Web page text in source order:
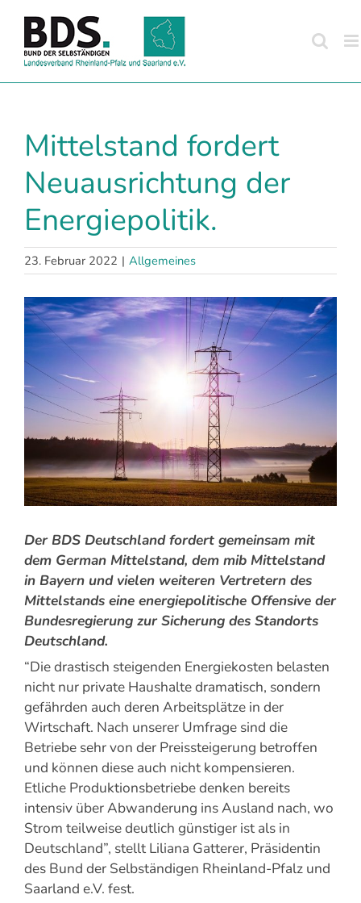
Inhalt
springen
Mittelstand fordert
Neuausrichtung der
Energiepolitik.
23. Februar 2022 | Allgemeines
Zeige
grösseres
Bild
Der BDS Deutschland fordert gemeinsam mit
dem German Mittelstand, dem mib Mittelstand
in Bayern und vielen weiteren Vertretern des
Mittelstands eine energiepolitische Offensive der
Bundesregierung zur Sicherung des Standorts
Deutschland.
“Die drastisch steigenden Energiekosten belasten
nicht nur private Haushalte dramatisch, sondern
gefährden auch deren Arbeitsplätze in der
Wirtschaft. Nach unserer Umfrage sind die
Betriebe sehr von der Preissteigerung betroffen
und können diese auch nicht kompensieren.
Etliche Produktionsbetriebe denken bereits
intensiv über Abwanderung ins Ausland nach, wo
Strom teilweise deutlich günstiger ist als in
Deutschland”, stellt Liliana Gatterer, Präsidentin
des Bund der Selbständigen Rheinland-Pfalz und
Saarland e.V. fest.